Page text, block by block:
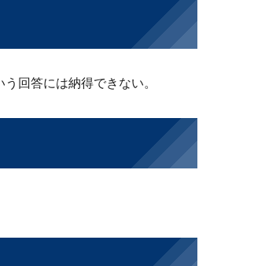
回答には納得できない。